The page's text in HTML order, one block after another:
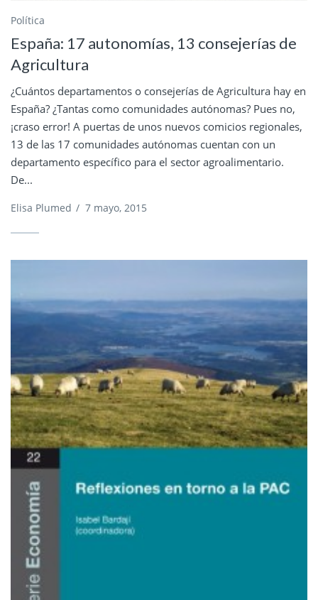
Política
España: 17 autonomías, 13 consejerías de
Agricultura
¿Cuántos departamentos o consejerías de Agricultura hay en
España? ¿Tantas como comunidades autónomas? Pues no,
¡craso error! A puertas de unos nuevos comicios regionales,
13 de las 17 comunidades autónomas cuentan con un
departamento específico para el sector agroalimentario.
De...
Elisa Plumed / 7 mayo, 2015